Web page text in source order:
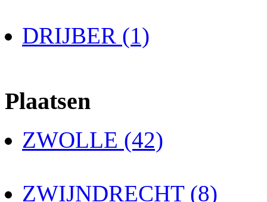
DRIJBER (1)
Plaatsen
ZWOLLE (42)
ZWIJNDRECHT (8)